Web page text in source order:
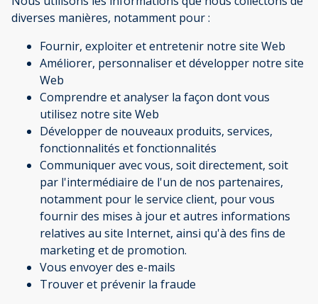
diverses manières, notamment pour :
Fournir, exploiter et entretenir notre site Web
Améliorer, personnaliser et développer notre site
Web
Comprendre et analyser la façon dont vous
utilisez notre site Web
Développer de nouveaux produits, services,
fonctionnalités et fonctionnalités
Communiquer avec vous, soit directement, soit
par l'intermédiaire de l'un de nos partenaires,
notamment pour le service client, pour vous
fournir des mises à jour et autres informations
relatives au site Internet, ainsi qu'à des fins de
marketing et de promotion.
Vous envoyer des e-mails
Trouver et prévenir la fraude